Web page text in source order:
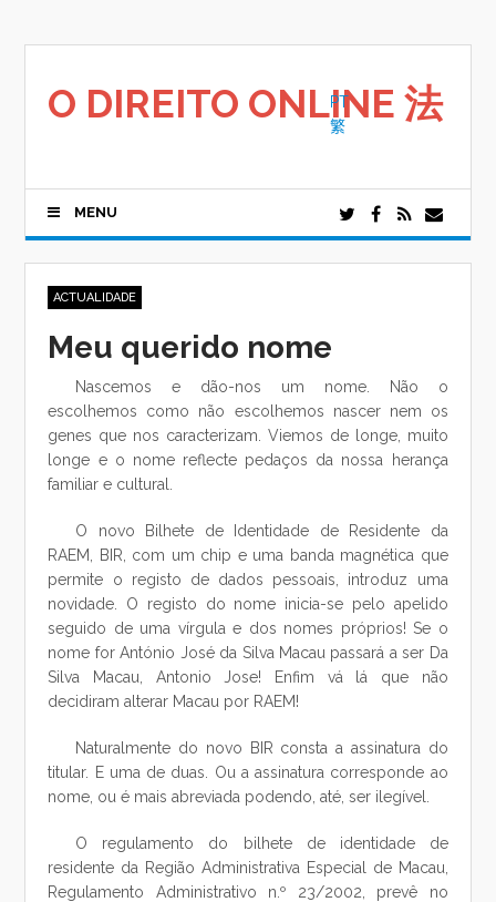
O DIREITO ONLINE 法
PT
繁
MENU
ACTUALIDADE
Meu querido nome
Nascemos e dão-nos um nome. Não o
escolhemos como não escolhemos nascer nem os
genes que nos caracterizam. Viemos de longe, muito
longe e o nome reflecte pedaços da nossa herança
familiar e cultural.
O novo Bilhete de Identidade de Residente da
RAEM, BIR, com um chip e uma banda magnética que
permite o registo de dados pessoais, introduz uma
novidade. O registo do nome inicia-se pelo apelido
seguido de uma vírgula e dos nomes próprios! Se o
nome for António José da Silva Macau passará a ser Da
Silva Macau, Antonio Jose! Enfim vá lá que não
decidiram alterar Macau por RAEM!
Naturalmente do novo BIR consta a assinatura do
titular. E uma de duas. Ou a assinatura corresponde ao
nome, ou é mais abreviada podendo, até, ser ilegível.
O regulamento do bilhete de identidade de
residente da Região Administrativa Especial de Macau,
Regulamento Administrativo n.º 23/2002, prevê no